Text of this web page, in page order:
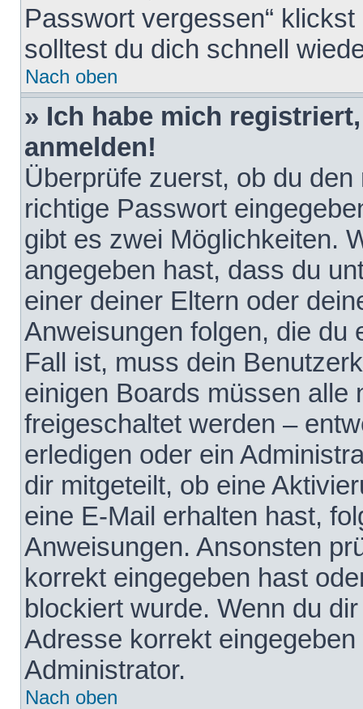
Passwort vergessen“
solltest du dich schnell
Nach oben
» Ich habe mich
anmelden!
Überprüfe zuerst, ob du
richtige Passwort
gibt es zwei Möglichkeiten.
angegeben hast, dass du
einer deiner Eltern oder
Anweisungen folgen, die du
Fall ist, muss dein
einigen Boards müssen alle
freigeschaltet werden –
erledigen oder ein
dir mitgeteilt, ob eine
eine E-Mail erhalten hast,
Anweisungen. Ansonsten
korrekt eingegeben hast
blockiert wurde. Wenn du
Adresse korrekt
Administrator.
Nach oben